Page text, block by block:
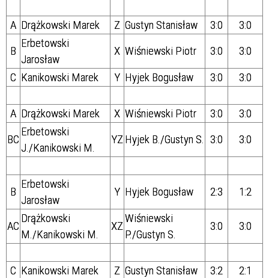
A Drążkowski Marek Z Gustyn Stanisław 3:0
3:0
B
Erbetowski
Jarosław
X Wiśniewski Piotr 3:0
3:0
C Kanikowski Marek Y Hyjek Bogusław 3:0 3:0
A Drążkowski Marek X Wiśniewski Piotr 3:0
3:0
BC
Erbetowski
J./Kanikowski M.
YZHyjek B./Gustyn S. 3:0 3:0
B
Erbetowski
Jarosław
Y Hyjek Bogusław 2:3 1:2
AC
Drążkowski
M./Kanikowski M.
XZ
Wiśniewski
P./Gustyn S.
3:0 3:0
C Kanikowski Marek Z Gustyn Stanisław 3:2
2:1